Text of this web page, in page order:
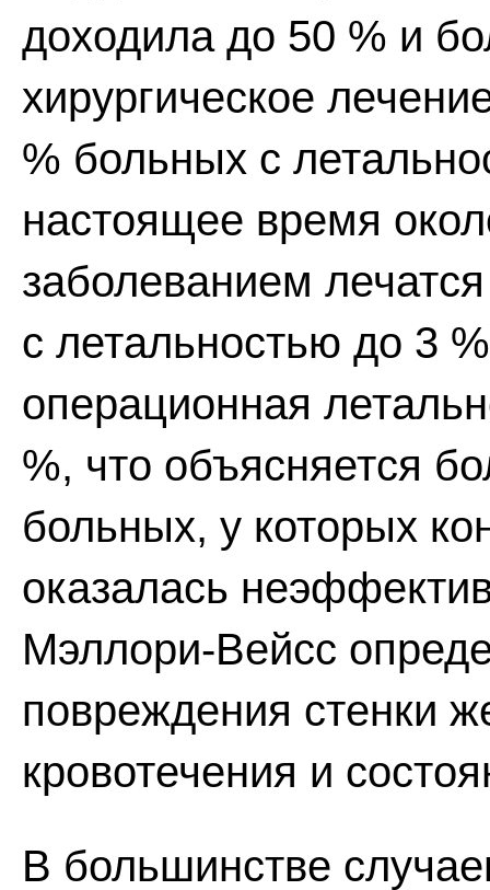
доходила до 50 % и
хирургическое
% больных с
настоящее время
заболеванием
с летальностью до 3
операционная
%, что объясняется
больных, у которых
оказалась
Мэллори-Вейсс
повреждения стенки
кровотечения и
В большинстве